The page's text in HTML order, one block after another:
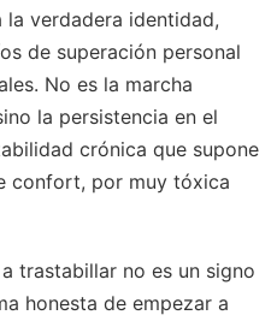
verdadera identidad,
de superación personal
No es la marcha
la persistencia en el
crónica que supone
confort, por muy tóxica
trastabillar no es un signo
honesta de empezar a